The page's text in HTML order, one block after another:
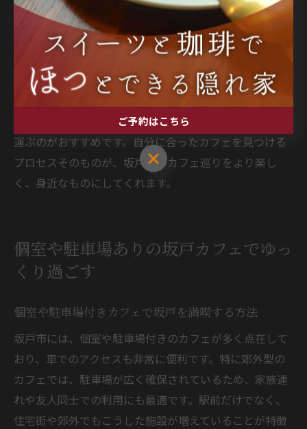
と良いでしょう。実際に訪れた人の写真や感想から、店
内の雰囲気や人気メニューを事前に知ることができま
す。また、営業時間や定休日、駐車場の有無などもチェ
ックしておくと安心です。
初心者の方は、まずは駅近のカフェやチェーン店からチ
ャレンジし、慣れてきたら個性的な隠れ家カフェへ足を
運ぶのがおすすめです。自分に合ったカフェを見つける
プロセスそのものが、坂戸でのカフェ巡りをより楽し
く、身近なものにしてくれます。
個室や駐車場ありの坂戸カフェでゆっ
くり過ごす
個室や駐車場付きカフェで坂戸を満喫する方法
坂戸市には、個室や駐車場付きのカフェが多く点在して
おり、車でのアクセスも非常に便利です。特に郊外型の
カフェでは、駐車場が広く確保されているため、家族連
れや友人同士での利用にも最適です。駅前だけでなく、
住宅街や郊外でもこうした施設が増えていることが特徴
ご予約はこちら
ご予約はこちら